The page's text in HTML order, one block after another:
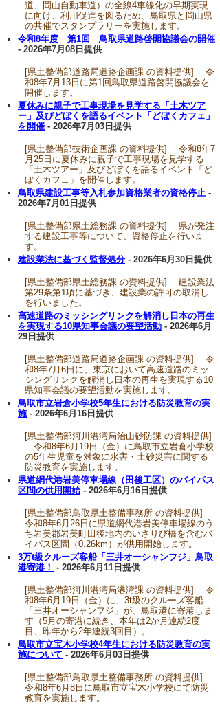
道、岡山自動車道）の全線4車線化の早期実現
に向け、利用促進を図るため、鳥取県と岡山県
の共催でスタンプラリーを実施します。
令和8年度 第1回 鳥取県道路啓開協議会の開催
- 2026年7月08日提供
[県土整備部道路局道路企画課 の資料提供] 令
和8年7月13日に第1回鳥取県道路啓開協議会を
開催します。
夏休みに親子で工事現場を見学する「土木ツア
ー」及びどぼくを語るイベント「どぼくカフェ」
を開催 - 2026年7月03日提供
[県土整備部技術企画課 の資料提供] 令和8年7
月25日に夏休みに親子で工事現場を見学する
「土木ツアー」及びどぼくを語るイベント「ど
ぼくカフェ」を開催します。
鳥取県建設工事等入札参加資格業者の資格停止 -
2026年7月01日提供
[県土整備部県土総務課 の資料提供] 県が発注
する建設工事等について、資格停止を行いま
す。
建設業法に基づく監督処分- 2026年6月30日提供
[県土整備部県土総務課 の資料提供] 建設業法
第29条第1項に基づき、建設業の許可の取消し
を行いました。
高速道路のミッシングリンクを解消し日本の再生
を実現する10県知事会議の要望活動 - 2026年6月
29日提供
[県土整備部道路局道路企画課 の資料提供] 令
和8年7月6日に、東京において高速道路のミッ
シングリンクを解消し日本の再生を実現する10
県知事会議の要望活動を実施します。
鳥取市立岩倉小学校5年生における防災教育の実
施- 2026年6月16日提供
[県土整備部河川港湾局治山砂防課 の資料提供]
令和8年6月19日（金）に鳥取市立岩倉小学校
の5年生児童を対象に水害・土砂災害に関する
防災教育を実施します。
県道網代港岩美停車場線（田後工区）のバイパス
区間の供用開始 - 2026年6月16日提供
[県土整備部鳥取県土整備事務所 の資料提供]
令和8年6月26日に県道網代港岩美停車場線のう
ち岩美郡岩美町田後地内のいさりび橋を含むバ
イパス区間（0.26km）が供用開始します。
3万t級クルーズ客船「三井オーシャンフジ」鳥取
港寄港！ - 2026年6月11日提供
[県土整備部河川港湾局港湾課 の資料提供] 令
和8年6月19日（金）に、3t級のクルーズ客船
「三井オーシャンフジ」が、鳥取港に寄港しま
す（5月の寄港に続き、本年は2か月連続2度
目、昨年から2年連続3回目）。
鳥取市立宝木小学校4年生における防災教育の実
施について - 2026年6月03日提供
[県土整備部鳥取県土整備事務所 の資料提供]
令和8年6月8日に鳥取市立宝木小学校にて防災
教育を実施します。